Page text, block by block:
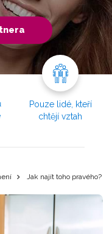
Pouze lidé, kteří
chtějí vztah
Jak najít toho pravého?